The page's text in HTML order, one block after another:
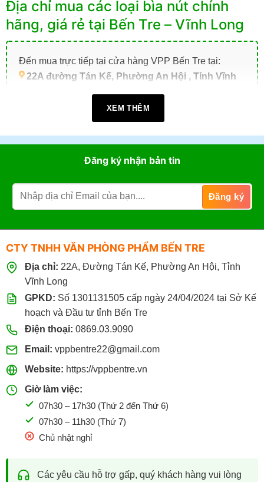
Địa chỉ mua các loại bìa nút chính
hãng, giá rẻ tại Bến Tre – Vĩnh Long
Đến mua trực tiếp tại cửa hàng VPP Bến Tre tại:
22A đường Tán Kế, Phường An Hội , Tỉnh Vĩnh
07h30 - 17h30(Từ: Thứ 2 đến Thứ 7,
Đặt mua online tại website https://vppbentre.vn
Đặt mua qua điện thoại:
0869.03.9090
096.339.3566
XEM THÊM
Đăng ký nhận bản tin
CTY TNHH VĂN PHÒNG PHẨM BẾN TRE
Địa chỉ: 22A, Đường Tán Kế, Phường An Hội, Tỉnh
Vĩnh Long
GPKD: Số 1301131505 cấp ngày 24/04/2024 tại Sở Kế
hoạch và Đầu tư tỉnh Bến Tre
Điện thoại: 0869.03.9090
Email: vppbentre22@gmail.com
Website: https://vppbentre.vn
Giờ làm việc:
07h30 – 17h30 (Thứ 2 đến Thứ 6)
07h30 – 11h30 (Thứ 7)
Chủ nhật nghỉ
Các yêu cầu hỗ trợ gấp, quý khách hàng vui lòng